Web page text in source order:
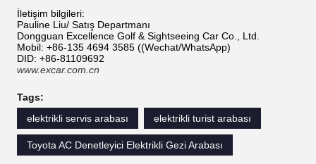
İletişim bilgileri:
Pauline Liu/ Satış Departmanı
Dongguan Excellence Golf & Sightseeing Car Co., Ltd.
Mobil: +86-135 4694 3585 ((Wechat/WhatsApp)
DID: +86-81109692
www.excar.com.cn
Tags:
elektrikli servis arabası
elektrikli turist arabası
Toyota AC Denetleyici Elektrikli Gezi Arabası